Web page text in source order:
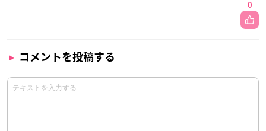
0
コメントを投稿する